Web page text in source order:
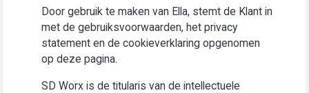
Door gebruik te maken van Ella, stemt de Klant in
met de gebruiksvoorwaarden, het privacy
statement en de cookieverklaring opgenomen
op deze pagina.
SD Worx is de titularis van de intellectuele